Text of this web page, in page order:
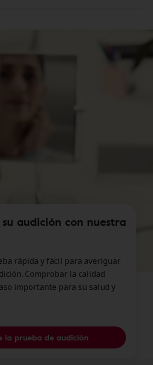
audición con nuestra
rápida y fácil para averiguar
Comprobar la calidad
importante para su salud y
la prueba de audición